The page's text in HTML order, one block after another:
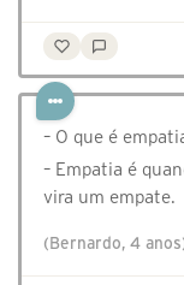
– O que é
– Empatia é
vira um empate.
(Bernardo, 4